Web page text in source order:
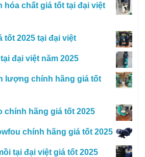
hóa chất giá tốt tại đại việt
tốt 2025 tại đại việt
đại việt năm 2025
lượng chính hãng giá tốt
chính hãng giá tốt 2025
chính hãng giá tốt 2025
tại đại việt giá tốt 2025